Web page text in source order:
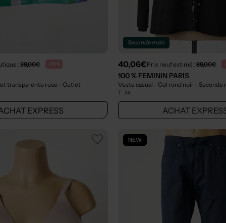
:39,00€ -50%
transparente rose - Outlet
EXPRESS
Seconde main
40,06€Prix neuf estimé : 89,00€
100 % FEMININ PARIS
Veste casual - Col rond noir - Seconde
T : 34
ACHAT
NEW